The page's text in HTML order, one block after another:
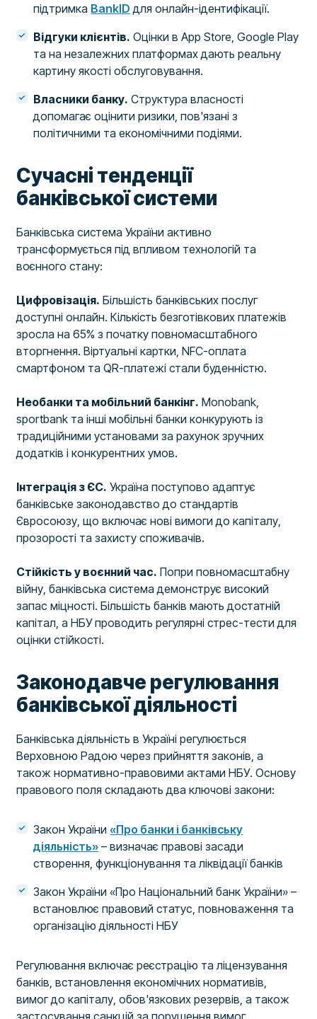
підтримка BankID для онлайн-ідентифікації.
Відгуки клієнтів. Оцінки в App Store, Google Play
та на незалежних платформах дають реальну
картину якості обслуговування.
Власники банку. Структура власності
допомагає оцінити ризики, пов'язані з
політичними та економічними подіями.
Сучасні тенденції
банківської системи
Банківська система України активно
трансформується під впливом технологій та
воєнного стану:
Цифровізація. Більшість банківських послуг
доступні онлайн. Кількість безготівкових платежів
зросла на 65% з початку повномасштабного
вторгнення. Віртуальні картки, NFC-оплата
смартфоном та QR-платежі стали буденністю.
Необанки та мобільний банкінг. Monobank,
sportbank та інші мобільні банки конкурують із
традиційними установами за рахунок зручних
додатків і конкурентних умов.
Інтеграція з ЄС. Україна поступово адаптує
банківське законодавство до стандартів
Євросоюзу, що включає нові вимоги до капіталу,
прозорості та захисту споживачів.
Стійкість у воєнний час. Попри повномасштабну
війну, банківська система демонструє високий
запас міцності. Більшість банків мають достатній
капітал, а НБУ проводить регулярні стрес-тести для
оцінки стійкості.
Законодавче регулювання
банківської діяльності
Банківська діяльність в Україні регулюється
Верховною Радою через прийняття законів, а
також нормативно-правовими актами НБУ. Основу
правового поля складають два ключові закони:
Закон України«Про банки і банківську
діяльність» – визначає правові засади
створення, функціонування та ліквідації банків
Закон України «Про Національний банк України» –
встановлює правовий статус, повноваження та
організацію діяльності НБУ
Регулювання включає реєстрацію та ліцензування
банків, встановлення економічних нормативів,
вимог до капіталу, обов'язкових резервів, а також